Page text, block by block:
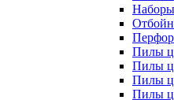
Наборы
Пилы
Пилы
Пилы
Пилы